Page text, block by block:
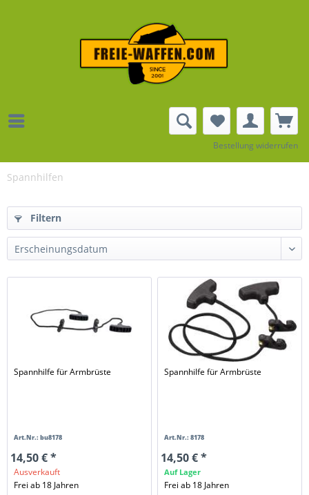
Bestellung widerrufen
Spannhilfen
Filtern
Spannhilfe für Armbrüste
Art.Nr.: bu8178
14,50 € *
Ausverkauft
Frei ab 18 Jahren
Spannhilfe für Armbrüste
Art.Nr.: 8178
14,50 € *
Auf Lager
Frei ab 18 Jahren